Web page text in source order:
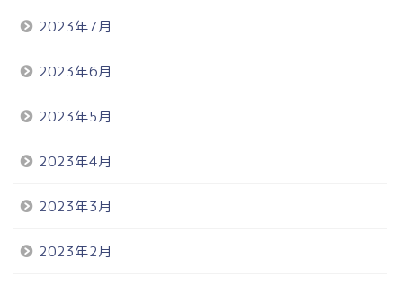
2023年7月
2023年6月
2023年5月
2023年4月
2023年3月
2023年2月